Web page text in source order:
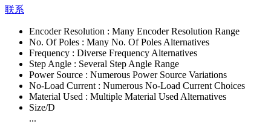
联系
Encoder Resolution : Many Encoder Resolution Range
No. Of Poles : Many No. Of Poles Alternatives
Frequency : Diverse Frequency Alternatives
Step Angle : Several Step Angle Range
Power Source : Numerous Power Source Variations
No-Load Current : Numerous No-Load Current Choices
Material Used : Multiple Material Used Alternatives
Size/D
...